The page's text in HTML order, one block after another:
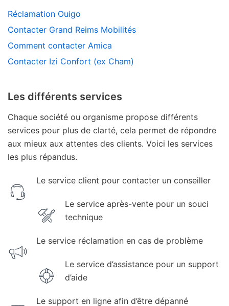
Réclamation Ouigo
Contacter Grand Reims Mobilités
Comment contacter Amica
Contacter Izi Confort (ex Cham)
Les différents services
Chaque société ou organisme propose différents
services pour plus de clarté, cela permet de répondre
aux mieux aux attentes des clients. Voici les services
les plus répandus.
Le service client pour contacter un conseiller
Le service après-vente pour un souci
technique
Le service réclamation en cas de problème
Le service d’assistance pour un support
d’aide
Le support en ligne afin d’être dépanné